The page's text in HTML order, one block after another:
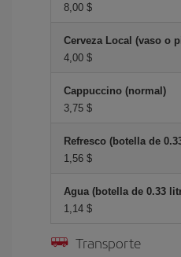
8,00 $
Cerveza Local (vaso o
4,00 $
Cappuccino (normal)
3,75 $
Refresco (botella de
1,56 $
Agua (botella de 0.33
1,14 $
Transporte